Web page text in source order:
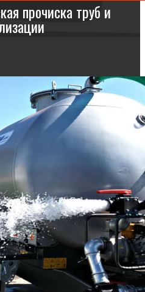
прочиска труб и